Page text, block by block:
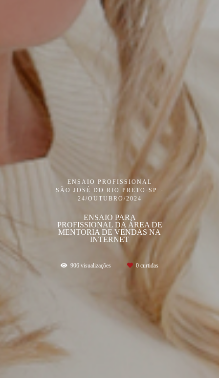
ENSAIO PROFISSIONAL
SÃO JOSÉ DO RIO PRETO-SP
24/OUTUBRO/2024
ENSAIO PARA
PROFISSIONAL DA ÁREA DE
MENTORIA DE VENDAS NA
INTERNET
906 visualizações 0 curtidas